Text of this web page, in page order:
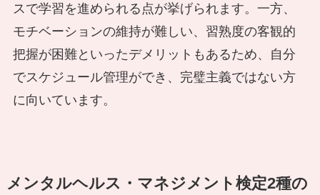
スで学習を進められる点が挙げられます。一方、
モチベーションの維持が難しい、習熟度の客観的
把握が困難といったデメリットもあるため、自分
でスケジュール管理ができ、完璧主義ではない方
に向いています。
メンタルヘルス・マネジメント検定2種の